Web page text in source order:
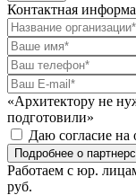
Контактная
«Архитектору не
подготовили»
Даю согласие на
Подробнее о
Работаем с юр.
руб.